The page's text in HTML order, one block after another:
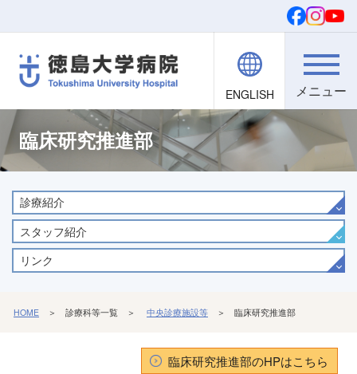
ご寄付
ENGLISH 検索
院内職員向け
文字・背景
臨床研究推進部
診療紹介
スタッフ紹介
リンク
HOME ＞ 診療科等一覧 ＞ 中央診療施設等 ＞ 臨床研究推進部
臨床研究推進部のHPはこちら